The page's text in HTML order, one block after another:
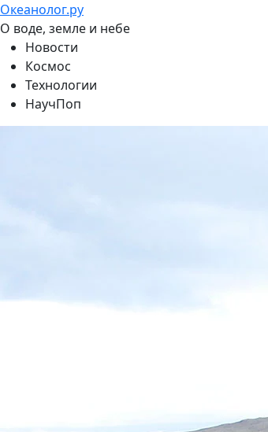
Океанолог.ру
О воде, земле и небе
Новости
Космос
Технологии
НаучПоп